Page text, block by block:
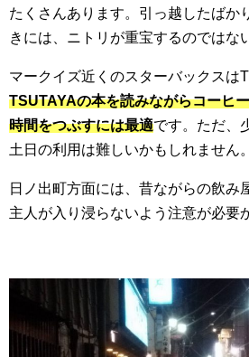
たくさんあります。引っ越したばか
きには、ニトリが重宝するのではな
マークイズ近くのスターバックスは
TSUTAYAの本を読みながらコーヒ
時間をつぶすには最適です。ただ、
土日の利用は難しいかもしれません。
日ノ出町方面には、昔ながらの飲み
主人が入り浸らないよう注意が必要